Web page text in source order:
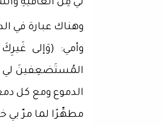
لي مِنَ العافيَةِ
وهناك عبارة في
وأمي: (وَإلى
المُستَضعِفينَ لي
الدموع ومع كل
مطهِّرًا لما مرّ بي